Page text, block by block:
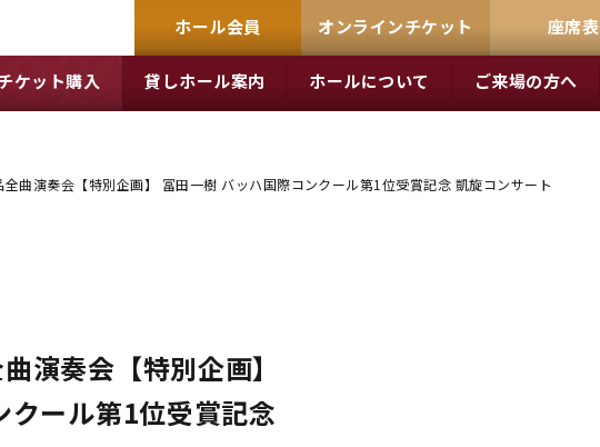
ホール会員 オンラインチケット 座席表
ケット購入 貸しホール案内 ホールについて ご来場の方へ
曲演奏会【特別企画】 冨田一樹 バッハ国際コンクール第1位受賞記念 凱旋コンサート
演奏会【特別企画】
クール第1位受賞記念